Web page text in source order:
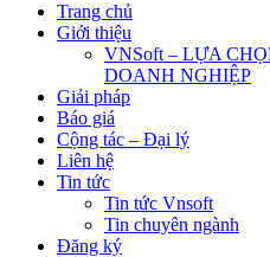
Trang chủ
Giới thiệu
VNSoft – LỰA
DOANH NGHIỆP
Giải pháp
Báo giá
Cộng tác – Đại lý
Liên hệ
Tin tức
Tin tức Vnsoft
Tin chuyên ngành
Đăng ký